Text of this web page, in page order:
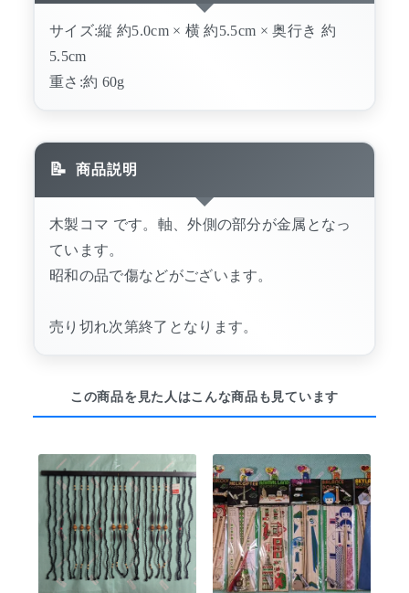
サイズ:縦 約5.0cm × 横 約5.5cm × 奥行き 約
5.5cm
重さ:約 60g
商品説明
木製コマ です。軸、外側の部分が金属となっ
ています。
昭和の品で傷などがございます。
売り切れ次第終了となります。
この商品を見た人はこんな商品も見ています